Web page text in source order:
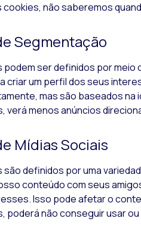
cookies, não saberemos
Segmentação
podem ser definidos por meio
criar um perfil dos seus
mas são baseados
, verá menos anúncios
Mídias Sociais
são definidos por uma
conteúdo com seus
Isso pode afetar o
, poderá não conseguir usar